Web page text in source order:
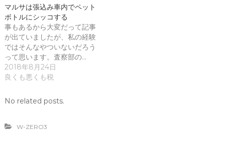
い
ウ
ィ
ン
ド
ウ
で
開
き
ま
す
)
し
て
く
だ
さ
い
(
し
い
ウ
ィ
ウ
で
マルサは張込み車内でペット
ボトルにシッコする
事もあるから大変だって記事
が出ていましたが、私の経験
ではそんなやついないだろう
って思います。査察部の…
2018年8月24日
良くも悪くも税
No related posts.
W-ZERO3